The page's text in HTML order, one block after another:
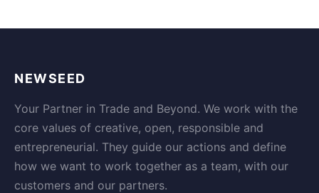
NEWSEED
Your Partner in Trade and Beyond. We work with the
core values of creative, open, responsible and
entrepreneurial. They guide our actions and define
how we want to work together as a team, with our
customers and our partners.